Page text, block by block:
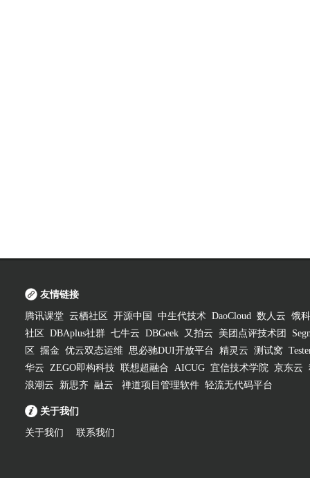
友情链接
腾讯课堂 云栖社区 开源中国 中生代技术 DaoCloud 数人云 饿
社区
DBAplus社群 七牛云 DBGeek 又拍云 美团点评技术团
区
掘金 优云双态运维 思必驰DUI开放平台 精灵云 测试窝
华云 ZEGO即构科技 联想超融合 AICUG 宜信技术学院 京东云
浪潮云
新思齐 融云 禅道项目管理软件 轻流无代码平台
关于我们
关于我们 联系我们